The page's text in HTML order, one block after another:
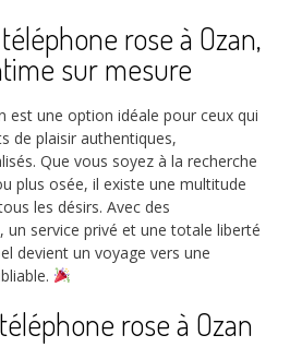
rose à Ozan,
sur mesure
est une option idéale pour ceux qui
de plaisir authentiques,
Que vous soyez à la recherche
plus osée, il existe une multitude
les désirs. Avec des
un service privé et une totale liberté
devient un voyage vers une
rose à Ozan